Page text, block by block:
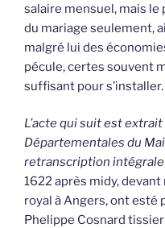
salaire mensuel, mais le
du mariage seulement,
malgré lui des
pécule, certes souvent
suffisant pour s’installer.
L’acte qui suit est
Départementales du
retranscription intégrale
1622 après midy,
royal à Angers, ont esté
Phelippe Cosnard